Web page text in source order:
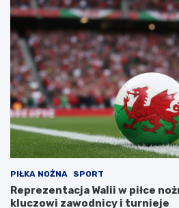
PIŁKA NOŻNA SPORT
Reprezentacja Walii w piłce
kluczowi zawodnicy i turnieje